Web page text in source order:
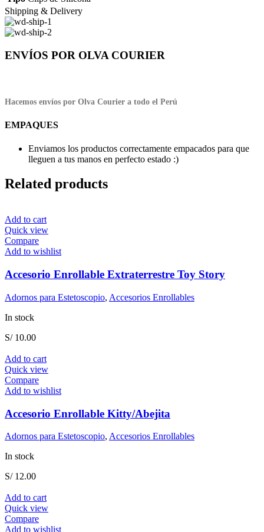
Shipping & Delivery
ENVÍOS POR OLVA COURIER
Hacemos envíos por Olva Courier a todo el Perú
EMPAQUES
Enviamos los productos correctamente empacados para que
lleguen a tus manos en perfecto estado :)
Related products
Add to cart
Quick view
Compare
Add to wishlist
Accesorio Enrollable Extraterrestre Toy Story
Adornos para Estetoscopio, Accesorios Enrollables
In stock
S/10.00
Add to cart
Quick view
Compare
Add to wishlist
Accesorio Enrollable Kitty/Abejita
Adornos para Estetoscopio, Accesorios Enrollables
In stock
S/12.00
Add to cart
Quick view
Compare
Add to wishlist